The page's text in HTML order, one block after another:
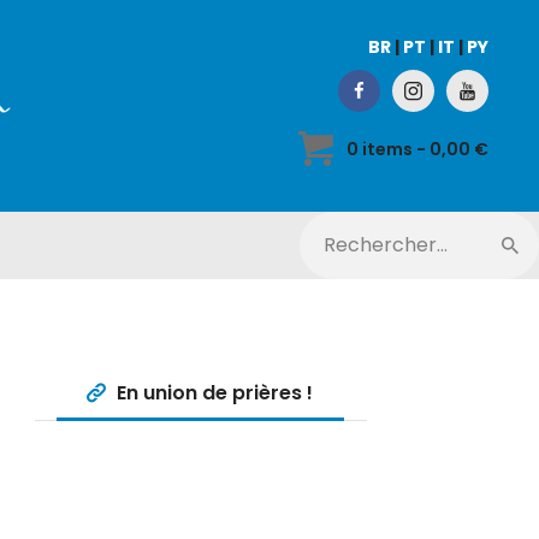
BR | PT | IT | PY
0 items - 0,00 €
En union de prières !